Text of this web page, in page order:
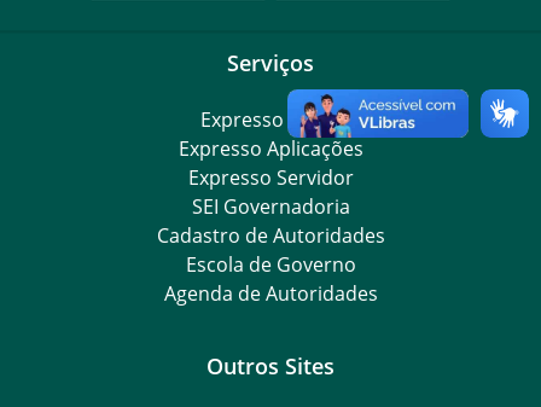
Serviços
Expresso Goiás
Expresso Aplicações
Expresso Servidor
SEI Governadoria
Cadastro de Autoridades
Escola de Governo
Agenda de Autoridades
Outros Sites